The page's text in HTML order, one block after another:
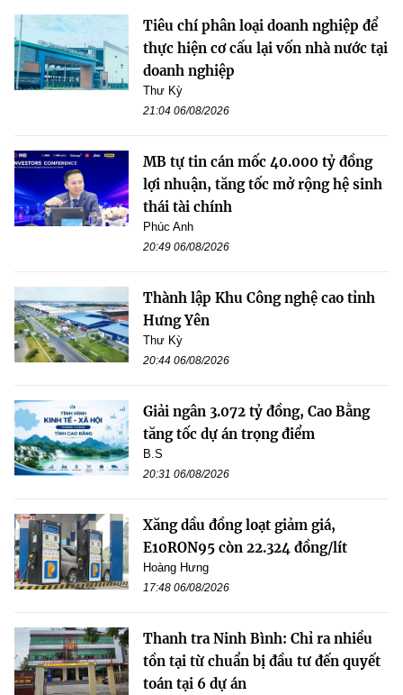
Tiêu chí phân loại doanh nghiệp để
thực hiện cơ cấu lại vốn nhà nước tại
doanh nghiệp
Thư Kỳ
21:04 06/08/2026
MB tự tin cán mốc 40.000 tỷ đồng
lợi nhuận, tăng tốc mở rộng hệ sinh
thái tài chính
Phúc Anh
20:49 06/08/2026
Thành lập Khu Công nghệ cao tỉnh
Hưng Yên
Thư Kỳ
20:44 06/08/2026
Giải ngân 3.072 tỷ đồng, Cao Bằng
tăng tốc dự án trọng điểm
B.S
20:31 06/08/2026
Xăng dầu đồng loạt giảm giá,
E10RON95 còn 22.324 đồng/lít
Hoàng Hưng
17:48 06/08/2026
Thanh tra Ninh Bình: Chỉ ra nhiều
tồn tại từ chuẩn bị đầu tư đến quyết
toán tại 6 dự án